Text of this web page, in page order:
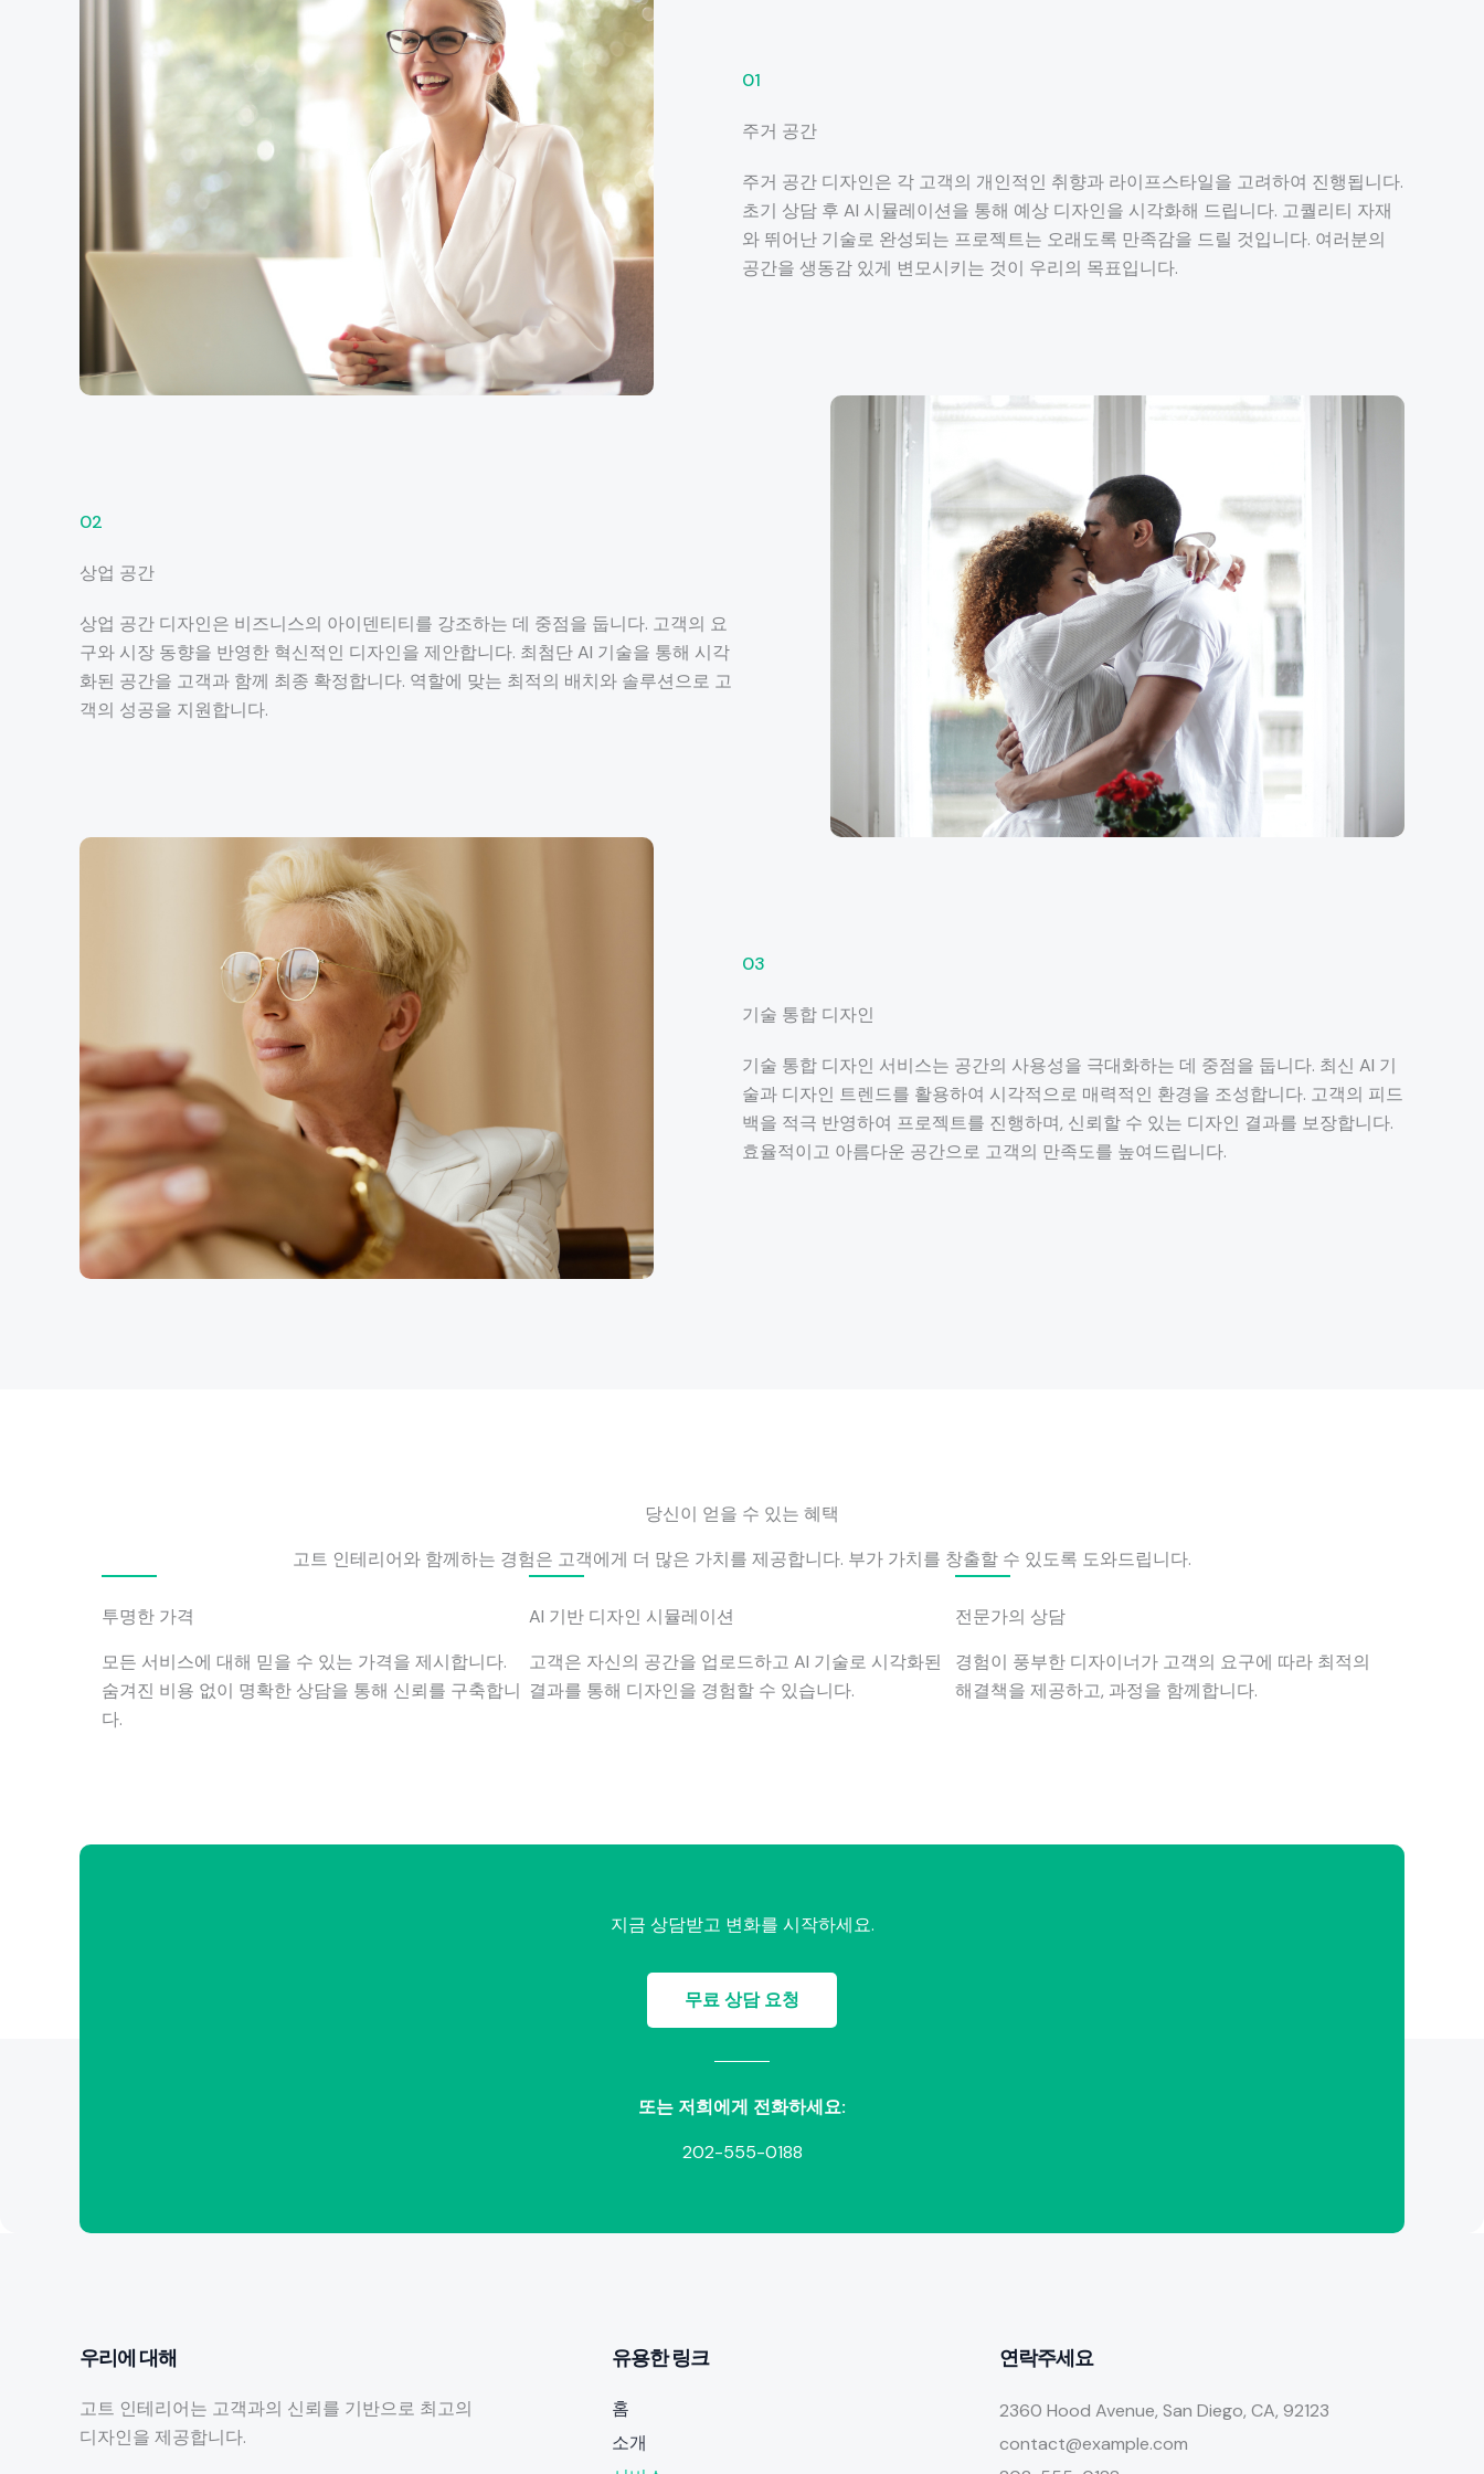
01
주거 공간
주거 공간 디자인은 각 고객의 개인적인 취향과 라이프스타일을 고려하여 진행됩니다.
초기 상담 후 AI 시뮬레이션을 통해 예상 디자인을 시각화해 드립니다. 고퀄리티 자재
와 뛰어난 기술로 완성되는 프로젝트는 오래도록 만족감을 드릴 것입니다. 여러분의
공간을 생동감 있게 변모시키는 것이 우리의 목표입니다.
02
상업 공간
상업 공간 디자인은 비즈니스의 아이덴티티를 강조하는 데 중점을 둡니다. 고객의 요
구와 시장 동향을 반영한 혁신적인 디자인을 제안합니다. 최첨단 AI 기술을 통해 시각
화된 공간을 고객과 함께 최종 확정합니다. 역할에 맞는 최적의 배치와 솔루션으로 고
객의 성공을 지원합니다.
03
기술 통합 디자인
기술 통합 디자인 서비스는 공간의 사용성을 극대화하는 데 중점을 둡니다. 최신 AI 기
술과 디자인 트렌드를 활용하여 시각적으로 매력적인 환경을 조성합니다. 고객의 피드
백을 적극 반영하여 프로젝트를 진행하며, 신뢰할 수 있는 디자인 결과를 보장합니다.
효율적이고 아름다운 공간으로 고객의 만족도를 높여드립니다.
당신이 얻을 수 있는 혜택
고트 인테리어와 함께하는 경험은 고객에게 더 많은 가치를 제공합니다. 부가 가치를 창출할 수 있도록 도와드립니다.
투명한 가격
모든 서비스에 대해 믿을 수 있는 가격을 제시합니다.
숨겨진 비용 없이 명확한 상담을 통해 신뢰를 구축합니
다.
AI 기반 디자인 시뮬레이션
고객은 자신의 공간을 업로드하고 AI 기술로 시각화된
결과를 통해 디자인을 경험할 수 있습니다.
전문가의 상담
경험이 풍부한 디자이너가 고객의 요구에 따라 최적의
해결책을 제공하고, 과정을 함께합니다.
지금 상담받고 변화를 시작하세요.
무료 상담 요청
또는 저희에게 전화하세요:
202-555-0188
우리에 대해
고트 인테리어는 고객과의 신뢰를 기반으로 최고의
디자인을 제공합니다.
유용한 링크
홈
소개
연락주세요
2360 Hood Avenue, San Diego, CA, 92123
contact@example.com